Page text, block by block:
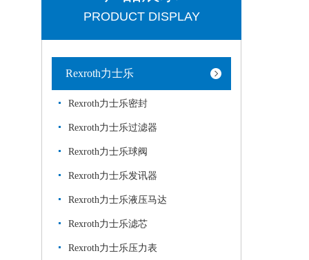
PRODUCT DISPLAY
Rexroth力士乐
Rexroth力士乐密封
Rexroth力士乐过滤器
Rexroth力士乐球阀
Rexroth力士乐发讯器
Rexroth力士乐液压马达
Rexroth力士乐滤芯
Rexroth力士乐压力表